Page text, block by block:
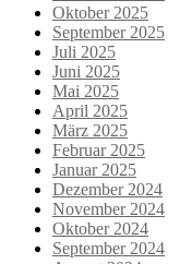
Oktober 2025
September 2025
Juli 2025
Juni 2025
Mai 2025
April 2025
März 2025
Februar 2025
Januar 2025
Dezember 2024
November 2024
Oktober 2024
September 2024